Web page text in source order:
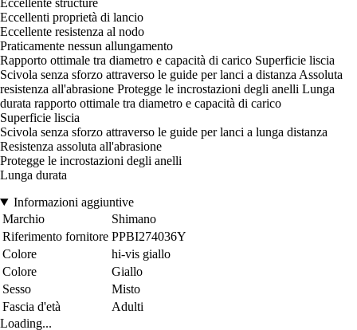
Eccellente structure
Eccellenti proprietà di lancio
Eccellente resistenza al nodo
Praticamente nessun allungamento
Rapporto ottimale tra diametro e capacità di carico Superficie liscia
Scivola senza sforzo attraverso le guide per lanci a distanza Assoluta
resistenza all'abrasione Protegge le incrostazioni degli anelli Lunga
durata rapporto ottimale tra diametro e capacità di carico
Superficie liscia
Scivola senza sforzo attraverso le guide per lanci a lunga distanza
Resistenza assoluta all'abrasione
Protegge le incrostazioni degli anelli
Lunga durata
Informazioni aggiuntive
Marchio
Shimano
Riferimento fornitore PPBI274036Y
Colore
hi-vis giallo
Colore
Giallo
Sesso
Misto
Fascia d'età
Adulti
Loading...